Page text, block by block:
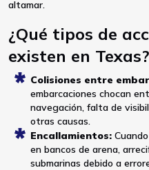
altamar.
¿Qué tipos de
existen en Texas?
Colisiones entre
embarcaciones chocan
navegación, falta de
otras causas.
Encallamientos:
en bancos de arena,
submarinas debido a